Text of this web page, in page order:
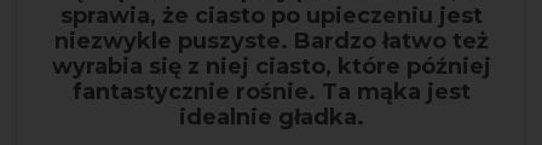
sprawia, że ciasto po upieczeniu jest
niezwykle puszyste. Bardzo łatwo też
wyrabia się z niej ciasto, które później
fantastycznie rośnie. Ta mąka jest
idealnie gładka.